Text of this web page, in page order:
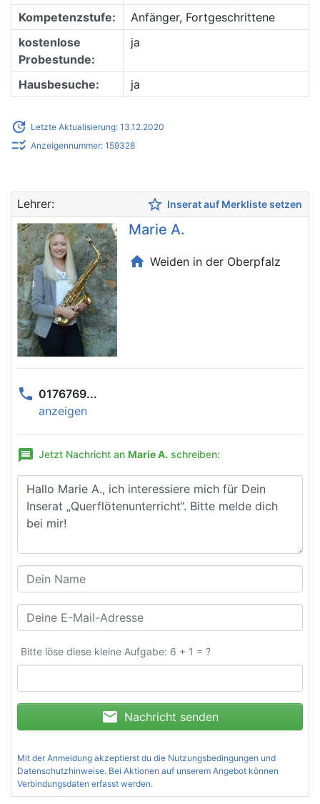
Kompetenzstufe:
Anfänger, Fortgeschrittene
kostenlose
Probestunde:
ja
Hausbesuche: ja
update Letzte Aktualisierung: 13.12.2020
checklist_rtl Anzeigennummer: 159328
Lehrer: star_border Inserat auf Merkliste setzen
Marie A.
home Weiden in der Oberpfalz
phone 0176769...
anzeigen
message Jetzt Nachricht an Marie A. schreiben:
Bitte löse diese kleine Aufgabe: 6 + 1 = ?
mail Nachricht senden
Mit der Anmeldung akzeptierst du die Nutzungsbedingungen und
Datenschutzhinweise. Bei Aktionen auf unserem Angebot können
Verbindungsdaten erfasst werden.